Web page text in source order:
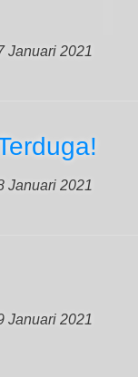
Januari 2021
Januari 2021
Januari 2021